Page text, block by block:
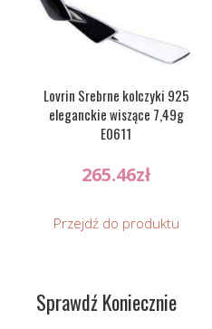
Lovrin Srebrne kolczyki 925
eleganckie wiszące 7,49g
E0611
265.46zł
Przejdź do produktu
Sprawdź Koniecznie